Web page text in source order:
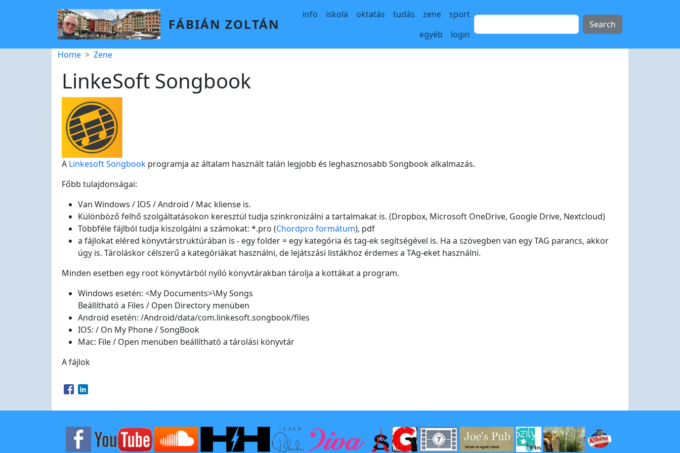
FÁBIÁN ZOLTÁN
Main navigation
info iskola oktatás tudás zene
sport
egyéb
login
Breadcrumb
Home Zene
LinkeSoft Songbook
A Linkesoft Songbook programja az általam használt talán legjobb és leghasznosabb Songbook alkalmazás.
Főbb tulajdonságai:
Van Windows / IOS / Android / Mac kliense is.
Különböző felhő szolgáltatásokon keresztül tudja szinkronizálni a tartalmakat is. (Dropbox, Microsoft OneDrive, Google Drive, Nextcloud)
Többféle fájlból tudja kiszolgálni a számokat: *.pro (Chordpro formátum), pdf
a fájlokat eléred könyvtárstruktúrában is - egy folder = egy kategória és tag-ek segítségével is. Ha a szövegben van egy TAG parancs, akkor
úgy is. Tároláskor célszerű a kategóriákat használni, de lejátszási listákhoz érdemes a TAg-eket használni.
Minden esetben egy root könyvtárból nyíló könyvtárakban tárolja a kottákat a program.
Windows esetén: <My Documents>\My Songs
Beállítható a Files / Open Directory menüben
Android esetén: /Android/data/com.linkesoft.songbook/files
IOS: / On My Phone / SongBook
Mac: File / Open menüben beállítható a tárolási könyvtár
A fájlok
Opens in a new window
Opens in a new window